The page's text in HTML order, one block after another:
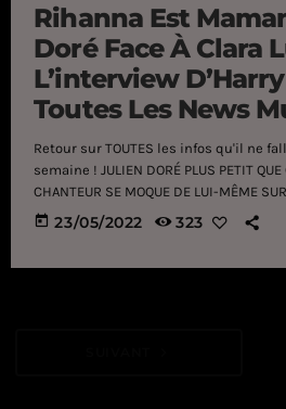
Rihanna Est
Doré Face À Clara
L’interview
Toutes Les News
Retour sur TOUTES les infos qu'il ne
semaine ! JULIEN DORÉ PLUS PETIT QUE
CHANTEUR SE MOQUE DE LUI-MÊME
quelques mois, Clara Luciani s’invitait
lendemain, extrait de l’album Aimée,
today 23/05/2022 323